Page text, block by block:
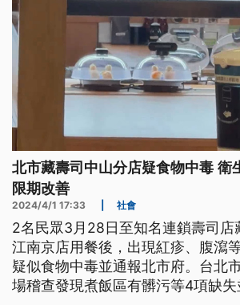
北市藏壽司中山分店疑食物中毒 衛
限期改善
2024/4/1 17:33 社會
2名民眾3月28日至知名連鎖壽司店
江南京店用餐後，出現紅疹、腹瀉
疑似食物中毒並通報北市府。台北
場稽查發現煮飯區有髒污等4項缺